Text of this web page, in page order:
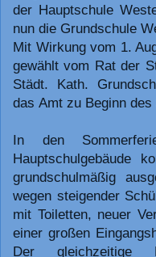
der Hauptschule
nun die Grundschule
Mit Wirkung vom 1.
gewählt vom Rat der
Städt. Kath.
das Amt zu Beginn
In den
Hauptschulgebäude
grundschulmäßig
wegen steigender
mit Toiletten, neuer
einer großen
Der